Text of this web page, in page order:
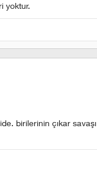
yoktur.
birilerinin çıkar